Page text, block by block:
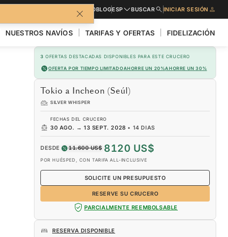
SOLICITE PRESUPUESTOBLOGESP BUSCAR INICIAR SESIÓN
NUESTROS NAVÍOS TARIFAS Y OFERTAS FIDELIZACIÓN
3 OFERTAS DESTACADAS DISPONIBLES PARA ESTE CRUCERO
OFERTA POR TIEMPO LIMITADOAHORRE UN 20%AHORRE UN 30%
Tokio a Incheon (Seúl)
SILVER WHISPER
FECHAS DEL CRUCERO
30 AGO. → 13 SEPT. 2028 • 14 DIAS
DESDE 11.600 US$ 8120 US$
POR HUÉSPED, CON TARIFA ALL-INCLUSIVE
RESERVE SU CRUCERO
SOLICITE UN PRESUPUESTO
PARCIALMENTE REEMBOLSABLE
RESERVA DISPONIBLE